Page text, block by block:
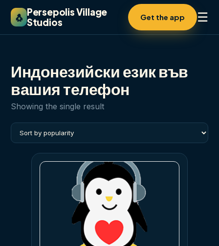
🐧 Persepolis Village
Studios
Get the app ☰
Индонезийски език във
вашия телефон
Showing the single result